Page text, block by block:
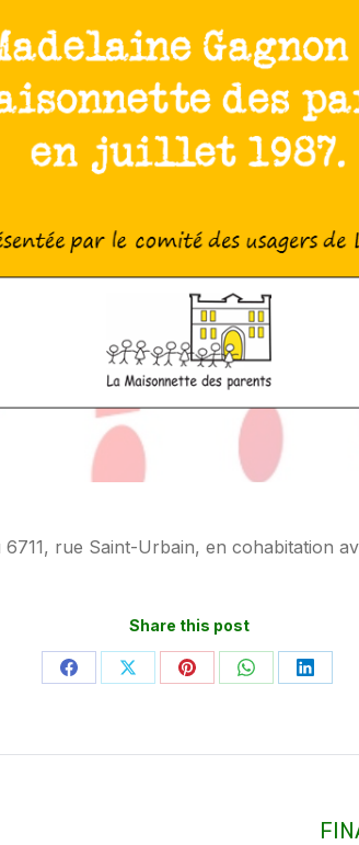
rue Saint-Urbain, en cohabitation
Share this post
PartagerPartagerPartagerPartager